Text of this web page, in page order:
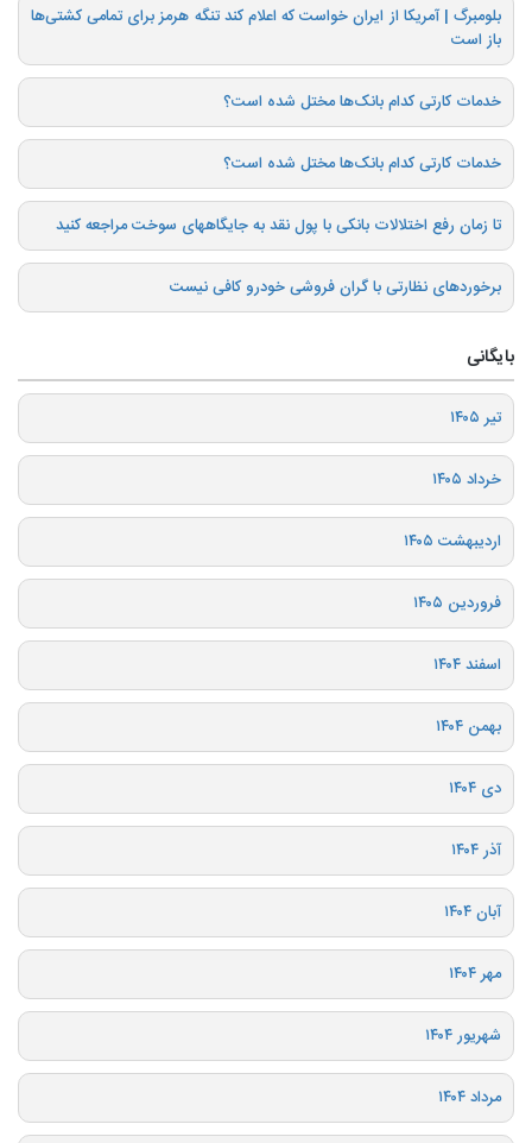
بلومبرگ | آمریکا از ایران خواست که اعلام کند تنگه هرمز برای تمامی کشتی‌ها
باز است
خدمات کارتی کدام بانک‌ها مختل شده است؟
خدمات کارتی کدام بانک‌ها مختل شده است؟
تا زمان رفع اختلالات بانکی با پول نقد به جایگاههای سوخت مراجعه کنید
برخوردهای نظارتی با گران فروشی خودرو کافی نیست
بایگانی
تیر ۱۴۰۵
خرداد ۱۴۰۵
اردیبهشت ۱۴۰۵
فروردین ۱۴۰۵
اسفند ۱۴۰۴
بهمن ۱۴۰۴
دی ۱۴۰۴
آذر ۱۴۰۴
آبان ۱۴۰۴
مهر ۱۴۰۴
شهریور ۱۴۰۴
مرداد ۱۴۰۴